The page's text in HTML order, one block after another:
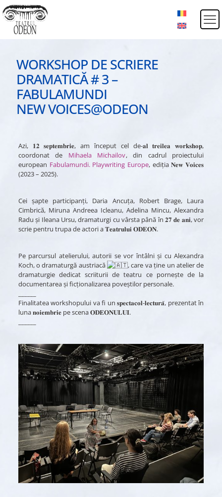
WORKSHOP DE SCRIERE
DRAMATICĂ # 3 –
FABULAMUNDI
NEW VOICES@ODEON
Azi, 𝟏𝟐 𝐬𝐞𝐩𝐭𝐞𝐦𝐛𝐫𝐢𝐞, am început cel de-𝐚𝐥 𝐭𝐫𝐞𝐢𝐥𝐞𝐚 𝐰𝐨𝐫𝐤𝐬𝐡𝐨𝐩,
coordonat de Mihaela Michailov, din cadrul proiectului
european Fabulamundi. Playwriting Europe, ediția 𝐍𝐞𝐰 𝐕𝐨𝐢𝐜𝐞𝐬
(2023 – 2025).
Cei șapte participanți, Daria Ancuța, Robert Brage, Laura
Cimbrică, Miruna Andreea Icleanu, Adelina Mincu, Alexandra
Radu și Ileana Ursu, dramaturgi cu vârsta până în 𝟐𝟕 𝐝𝐞 𝐚𝐧𝐢, vor
scrie pentru trupa de actori a 𝐓𝐞𝐚𝐭𝐫𝐮𝐥𝐮𝐢 𝐎𝐃𝐄𝐎𝐍.
Pe parcursul atelierului, autorii se vor întâlni și cu Alexandra
Koch, o dramaturgă austriacă
, care va ține un atelier de
dramaturgie dedicat scriiturii de teatru ce pornește de la
documentarea și ficționalizarea poveștilor personale.
Finalitatea workshopului va fi un 𝐬𝐩𝐞𝐜𝐭𝐚𝐜𝐨𝐥-𝐥𝐞𝐜𝐭𝐮𝐫𝐚̆, prezentat în
luna 𝐧𝐨𝐢𝐞𝐦𝐛𝐫𝐢𝐞 pe scena 𝐎𝐃𝐄𝐎𝐍𝐔𝐋𝐔𝐈.